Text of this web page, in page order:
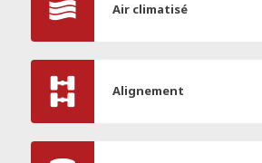
Air climatisé
Alignement